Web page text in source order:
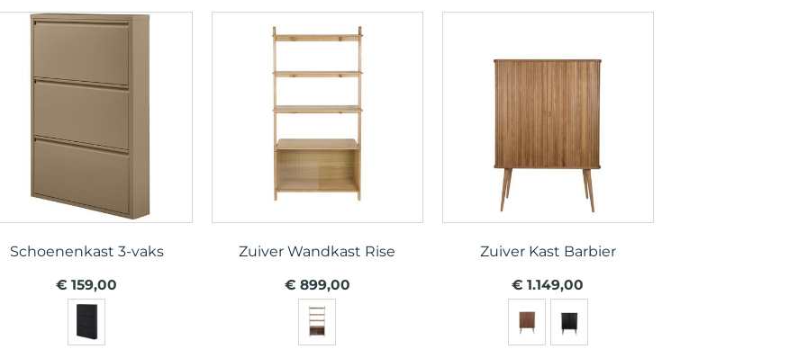
Schoenenkast 3-vaks
€ 159,00
Zuiver Wandkast Rise
€ 899,00
Zuiver Kast Barbier
€ 1.149,00